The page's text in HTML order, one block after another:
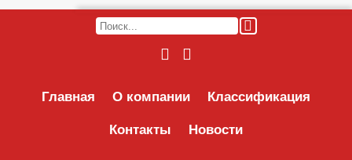
Главная О компании Классификация
Контакты Новости